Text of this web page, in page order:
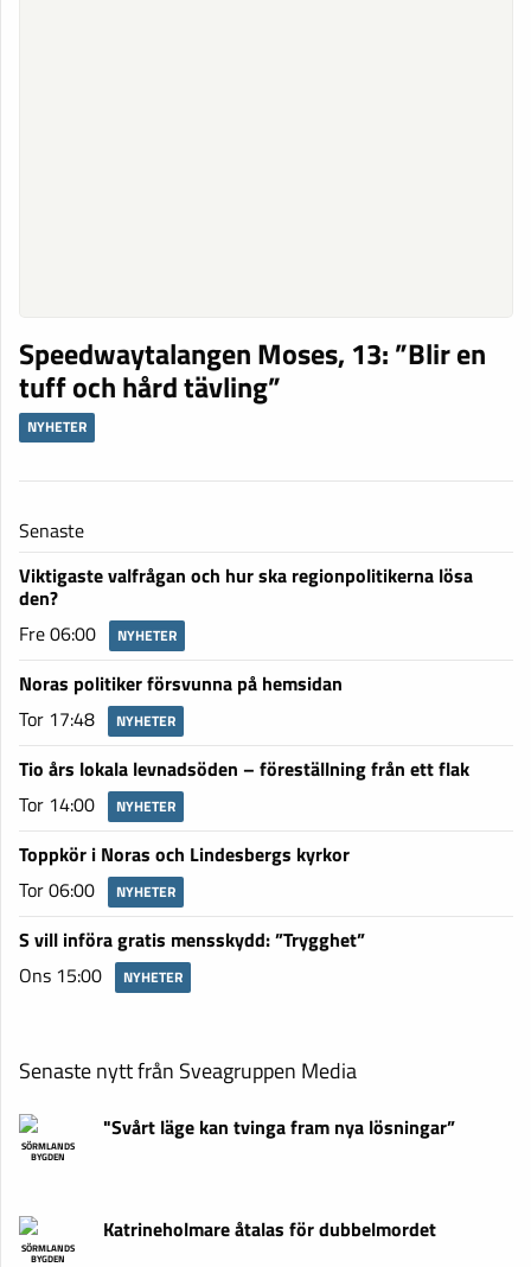
Speedwaytalangen Moses, 13: ”Blir en
tuff och hård tävling”
NYHETER
Senaste
Viktigaste valfrågan och hur ska regionpolitikerna lösa
den?
Fre 06:00
NYHETER
Noras politiker försvunna på hemsidan
Tor 17:48
NYHETER
Tio års lokala levnadsöden – föreställning från ett flak
Tor 14:00
NYHETER
Toppkör i Noras och Lindesbergs kyrkor
Tor 06:00
NYHETER
S vill införa gratis mensskydd: ”Trygghet”
Ons 15:00
NYHETER
Senaste nytt från Sveagruppen Media
SÖRMLANDS
BYGDEN
"Svårt läge kan tvinga fram nya lösningar”
SÖRMLANDS
BYGDEN
Katrineholmare åtalas för dubbelmordet